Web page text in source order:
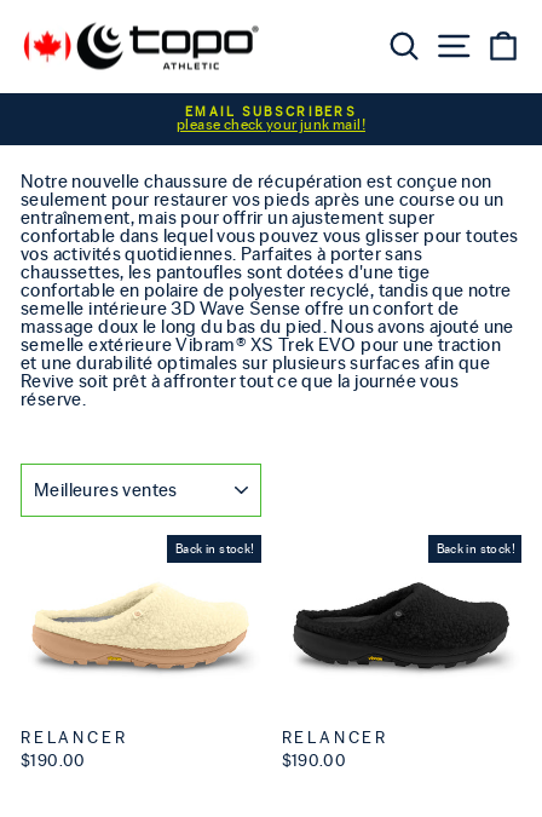
Diaporama Pause
EMAIL SUBSCRIBERS
please check your junk mail!
Notre nouvelle chaussure de récupération est conçue non
seulement pour restaurer vos pieds après une course ou un
entraînement, mais pour offrir un ajustement super
confortable dans lequel vous pouvez vous glisser pour toutes
vos activités quotidiennes. Parfaites à porter sans
chaussettes, les pantoufles sont dotées d'une tige
confortable en polaire de polyester recyclé, tandis que notre
semelle intérieure 3D Wave Sense offre un confort de
massage doux le long du bas du pied. Nous avons ajouté une
semelle extérieure Vibram® XS Trek EVO pour une traction
et une durabilité optimales sur plusieurs surfaces afin que
Revive soit prêt à affronter tout ce que la journée vous
réserve.
APPLIQUER
Back in stock!
RELANCER
$190.00
Back in stock!
RELANCER
$190.00